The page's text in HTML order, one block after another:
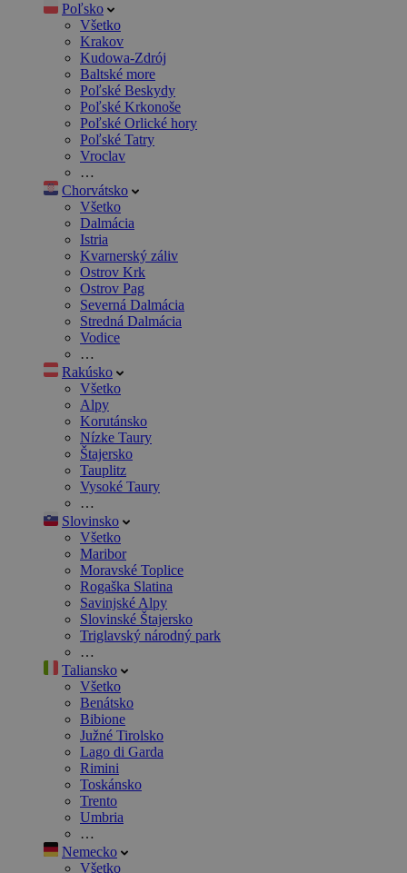
Poľsko
Všetko
Krakov
Kudowa-Zdrój
Baltské more
Poľské Beskydy
Poľské Krkonoše
Poľské Orlické hory
Poľské Tatry
Vroclav
…
Chorvátsko
Všetko
Dalmácia
Istria
Kvarnerský záliv
Ostrov Krk
Ostrov Pag
Severná Dalmácia
Stredná Dalmácia
Vodice
…
Rakúsko
Všetko
Alpy
Korutánsko
Nízke Taury
Štajersko
Tauplitz
Vysoké Taury
…
Slovinsko
Všetko
Maribor
Moravské Toplice
Rogaška Slatina
Savinjské Alpy
Slovinské Štajersko
Triglavský národný park
…
Taliansko
Všetko
Benátsko
Bibione
Južné Tirolsko
Lago di Garda
Rimini
Toskánsko
Trento
Umbria
…
Nemecko
Všetko